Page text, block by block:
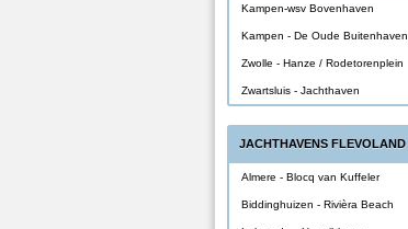
Kampen-wsv Bovenhaven
Kampen - De Oude Buitenhaven
Zwolle - Hanze / Rodetorenplein
Zwartsluis - Jachthaven
JACHTHAVENS FLEVOLAND
Almere - Blocq van Kuffeler
Biddinghuizen - Rivièra Beach